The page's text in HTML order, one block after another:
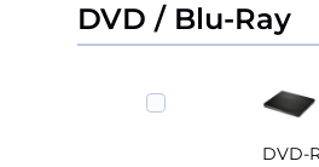
DVD / Blu-Ray
DVD-